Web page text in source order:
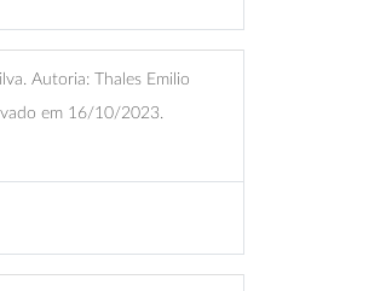
Autoria: Thales Emilio
em 16/10/2023.